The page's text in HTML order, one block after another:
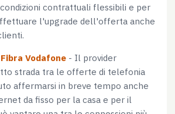
contrattuali flessibili e per
l'upgrade dell'offerta anche
Vodafone - Il provider
strada tra le offerte di telefonia
affermarsi in breve tempo anche
da fisso per la casa e per il